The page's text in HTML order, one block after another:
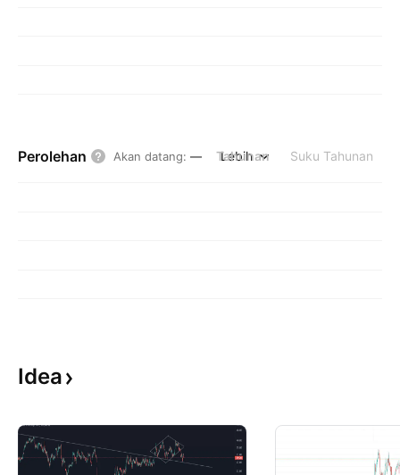
Perolehan Akan datang: — Tahunan Suku Tahunan
Lebih
Idea